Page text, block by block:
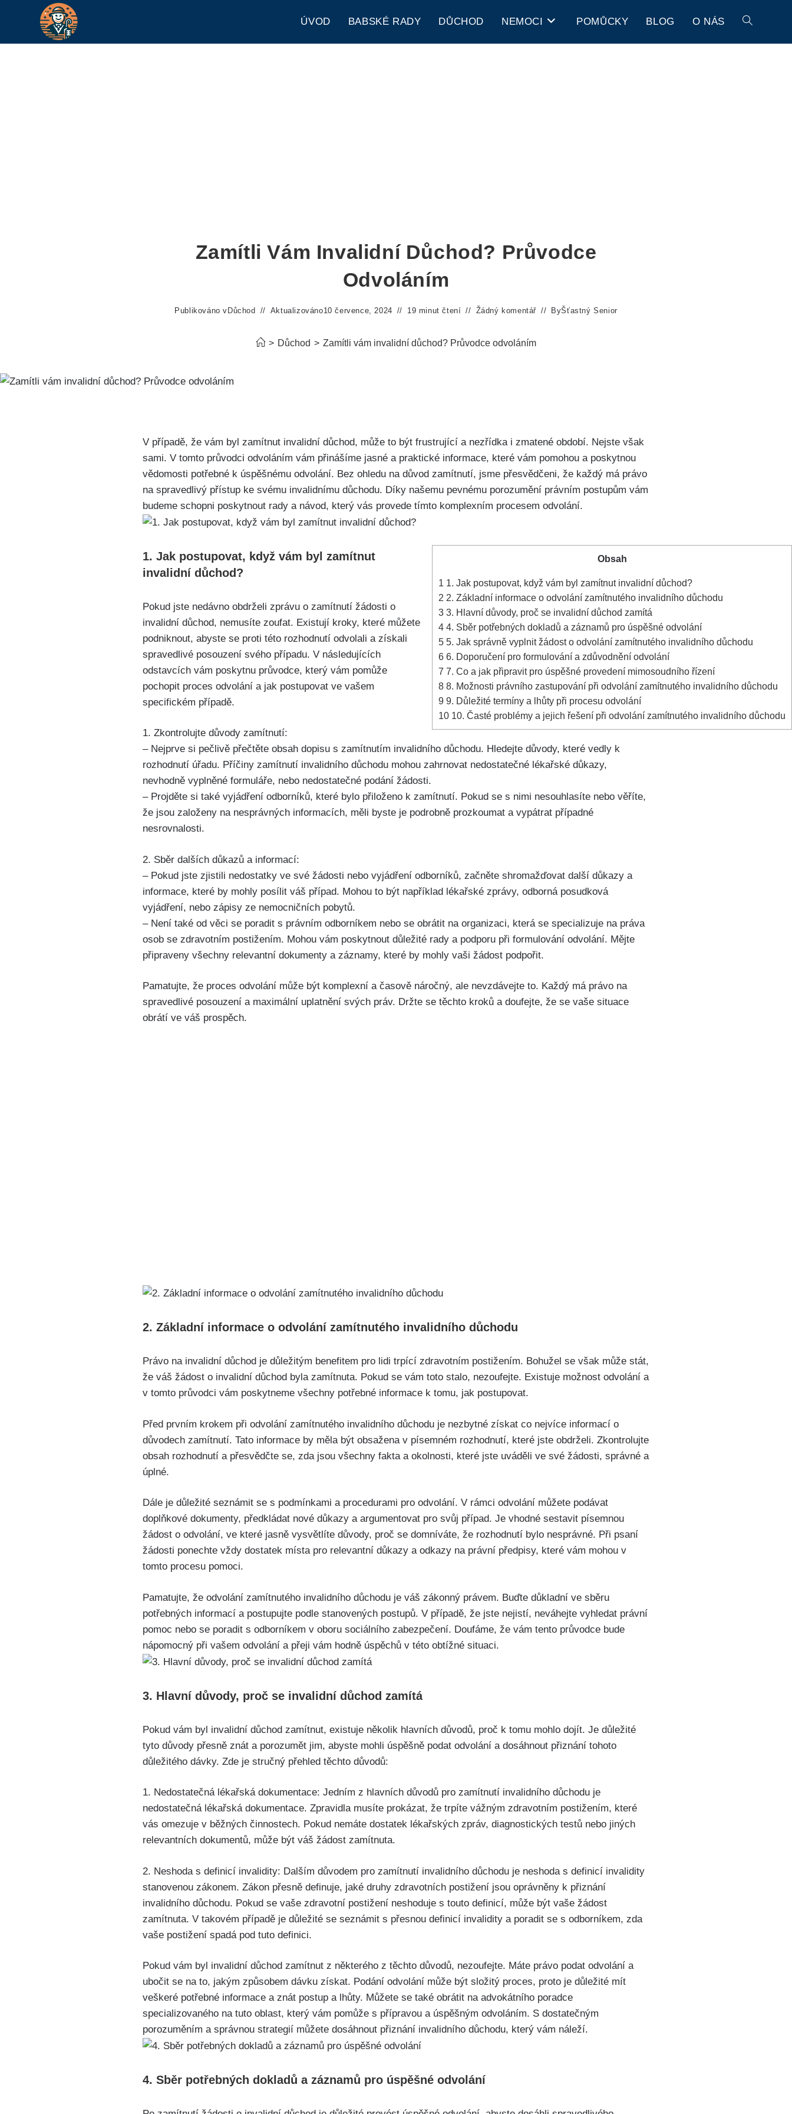
ÚVOD BABSKÉ RADY DŮCHOD NEMOCI POMŮCKY BLOG O NÁS
Zamítli Vám Invalidní Důchod? Průvodce
Odvoláním
Publikováno v Důchod Aktualizováno10 července, 2024 19 minut čtení Žádný komentář ByŠťastný Senior
> Důchod > Zamítli vám invalidní důchod? Průvodce odvoláním
V případě, že vám byl zamítnut invalidní důchod, může to být frustrující a nezřídka i zmatené období. Nejste však
sami. V tomto průvodci odvoláním vám přinášíme jasné a praktické informace, které vám pomohou a poskytnou
vědomosti potřebné k úspěšnému odvolání. Bez ohledu na důvod zamítnutí, jsme přesvědčeni, že každý má právo
na spravedlivý přístup ke svému invalidnímu důchodu. Díky našemu pevnému porozumění právním postupům vám
budeme schopni poskytnout rady a návod, který vás provede tímto komplexním procesem odvolání.
Obsah
1 1. Jak postupovat, když vám byl zamítnut invalidní důchod?
2 2. Základní informace o odvolání zamítnutého invalidního důchodu
3 3. Hlavní důvody, proč se invalidní důchod zamítá
4 4. Sběr potřebných dokladů a záznamů pro úspěšné odvolání
5 5. Jak správně vyplnit žádost o odvolání zamítnutého invalidního důchodu
6 6. Doporučení pro formulování a zdůvodnění odvolání
7 7. Co a jak připravit pro úspěšné provedení mimosoudního řízení
8 8. Možnosti právního zastupování při odvolání zamítnutého invalidního důchodu
9 9. Důležité termíny a lhůty při procesu odvolání
10 10. Časté problémy a jejich řešení při odvolání zamítnutého invalidního důchodu
1. Jak postupovat, když vám byl zamítnut
invalidní důchod?
Pokud jste nedávno obdrželi zprávu o zamítnutí žádosti o
invalidní důchod, nemusíte zoufat. Existují kroky, které můžete
podniknout, abyste se proti této rozhodnutí odvolali a získali
spravedlivé posouzení svého případu. V následujících
odstavcích vám poskytnu průvodce, který vám pomůže
pochopit proces odvolání a jak postupovat ve vašem
specifickém případě.
1. Zkontrolujte důvody zamítnutí:
– Nejprve si pečlivě přečtěte obsah dopisu s zamítnutím invalidního důchodu. Hledejte důvody, které vedly k
rozhodnutí úřadu. Příčiny zamítnutí invalidního důchodu mohou zahrnovat nedostatečné lékařské důkazy,
nevhodně vyplněné formuláře, nebo nedostatečné podání žádosti.
– Projděte si také vyjádření odborníků, které bylo přiloženo k zamítnutí. Pokud se s nimi nesouhlasíte nebo věříte,
že jsou založeny na nesprávných informacích, měli byste je podrobně prozkoumat a vypátrat případné
nesrovnalosti.
2. Sběr dalších důkazů a informací:
– Pokud jste zjistili nedostatky ve své žádosti nebo vyjádření odborníků, začněte shromažďovat další důkazy a
informace, které by mohly posílit váš případ. Mohou to být například lékařské zprávy, odborná posudková
vyjádření, nebo zápisy ze nemocničních pobytů.
– Není také od věci se poradit s právním odborníkem nebo se obrátit na organizaci, která se specializuje na práva
osob se zdravotním postižením. Mohou vám poskytnout důležité rady a podporu při formulování odvolání. Mějte
připraveny všechny relevantní dokumenty a záznamy, které by mohly vaši žádost podpořit.
Pamatujte, že proces odvolání může být komplexní a časově náročný, ale nevzdávejte to. Každý má právo na
spravedlivé posouzení a maximální uplatnění svých práv. Držte se těchto kroků a doufejte, že se vaše situace
obrátí ve váš prospěch.
2. Základní informace o odvolání zamítnutého invalidního důchodu
Právo na invalidní důchod je důležitým benefitem pro lidi trpící zdravotním postižením. Bohužel se však může stát,
že váš žádost o invalidní důchod byla zamítnuta. Pokud se vám toto stalo, nezoufejte. Existuje možnost odvolání a
v tomto průvodci vám poskytneme všechny potřebné informace k tomu, jak postupovat.
Před prvním krokem při odvolání zamítnutého invalidního důchodu je nezbytné získat co nejvíce informací o
důvodech zamítnutí. Tato informace by měla být obsažena v písemném rozhodnutí, které jste obdrželi. Zkontrolujte
obsah rozhodnutí a přesvědčte se, zda jsou všechny fakta a okolnosti, které jste uváděli ve své žádosti, správné a
úplné.
Dále je důležité seznámit se s podmínkami a procedurami pro odvolání. V rámci odvolání můžete podávat
doplňkové dokumenty, předkládat nové důkazy a argumentovat pro svůj případ. Je vhodné sestavit písemnou
žádost o odvolání, ve které jasně vysvětlíte důvody, proč se domníváte, že rozhodnutí bylo nesprávné. Při psaní
žádosti ponechte vždy dostatek místa pro relevantní důkazy a odkazy na právní předpisy, které vám mohou v
tomto procesu pomoci.
Pamatujte, že odvolání zamítnutého invalidního důchodu je váš zákonný právem. Buďte důkladní ve sběru
potřebných informací a postupujte podle stanovených postupů. V případě, že jste nejistí, neváhejte vyhledat právní
pomoc nebo se poradit s odborníkem v oboru sociálního zabezpečení. Doufáme, že vám tento průvodce bude
nápomocný při vašem odvolání a přeji vám hodně úspěchů v této obtížné situaci.
3. Hlavní důvody, proč se invalidní důchod zamítá
Pokud vám byl invalidní důchod zamítnut, existuje několik hlavních důvodů, proč k tomu mohlo dojít. Je důležité
tyto důvody přesně znát a porozumět jim, abyste mohli úspěšně podat odvolání a dosáhnout přiznání tohoto
důležitého dávky. Zde je stručný přehled těchto důvodů:
1. Nedostatečná lékařská dokumentace: Jedním z hlavních důvodů pro zamítnutí invalidního důchodu je
nedostatečná lékařská dokumentace. Zpravidla musíte prokázat, že trpíte vážným zdravotním postižením, které
vás omezuje v běžných činnostech. Pokud nemáte dostatek lékařských zpráv, diagnostických testů nebo jiných
relevantních dokumentů, může být váš žádost zamítnuta.
2. Neshoda s definicí invalidity: Dalším důvodem pro zamítnutí invalidního důchodu je neshoda s definicí invalidity
stanovenou zákonem. Zákon přesně definuje, jaké druhy zdravotních postižení jsou oprávněny k přiznání
invalidního důchodu. Pokud se vaše zdravotní postižení neshoduje s touto definicí, může být vaše žádost
zamítnuta. V takovém případě je důležité se seznámit s přesnou definicí invalidity a poradit se s odborníkem, zda
vaše postižení spadá pod tuto definici.
Pokud vám byl invalidní důchod zamítnut z některého z těchto důvodů, nezoufejte. Máte právo podat odvolání a
ubočit se na to, jakým způsobem dávku získat. Podání odvolání může být složitý proces, proto je důležité mít
veškeré potřebné informace a znát postup a lhůty. Můžete se také obrátit na advokátního poradce
specializovaného na tuto oblast, který vám pomůže s přípravou a úspěšným odvoláním. S dostatečným
porozuměním a správnou strategií můžete dosáhnout přiznání invalidního důchodu, který vám náleží.
4. Sběr potřebných dokladů a záznamů pro úspěšné odvolání